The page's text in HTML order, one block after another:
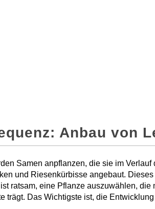
Anbau von
Samen anpflanzen, die sie im
und Riesenkürbisse angebaut.
ratsam, eine Pflanze auszuwählen,
trägt. Das Wichtigste ist, die